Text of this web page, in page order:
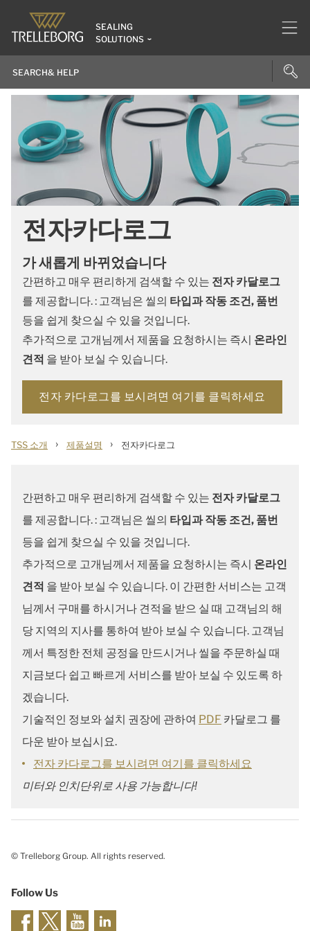
SEALING
SOLUTIONS
전자카다로그
가 새롭게 바뀌었습니다
간편하고 매우 편리하게 검색할 수 있는 전자 카달로그
를 제공합니다. : 고객님은 씰의 타입과 작동 조건, 품번
등을 쉽게 찾으실 수 있을 것입니다.
추가적으로 고개님께서 제품을 요청하시는 즉시 온라인
견적 을 받아 보실 수 있습니다.
전자 카다로그를 보시려면 여기를 클릭하세요
TSS 소개 › 제품설명 › 전자카다로그
간편하고 매우 편리하게 검색할 수 있는 전자 카달로그
를 제공합니다. : 고객님은 씰의 타입과 작동 조건, 품번
등을 쉽게 찾으실 수 있을 것입니다.
추가적으로 고개님께서 제품을 요청하시는 즉시 온라인
견적 을 받아 보실 수 있습니다. 이 간편한 서비스는 고객
님께서 구매를 하시거나 견적을 받으 실 때 고객님의 해
당 지역의 지사를 통하여 받아 보실 수 있습니다. 고객님
께서 특정한 전체 공정을 만드시거나 씰을 주문하실 때
지금보다 쉽고 빠르게 서비스를 받아 보실 수 있도록 하
겠습니다.
기술적인 정보와 설치 권장에 관하여 PDF 카달로그 를
다운 받아 보십시요.
전자 카다로그를 보시려면 여기를 클릭하세요
미터와 인치단위로 사용 가능합니다!
© Trelleborg Group. All rights reserved.
Follow Us